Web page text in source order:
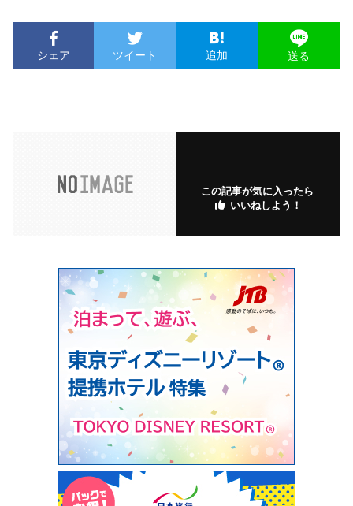
シェア ツイート 追加 送る
この記事が気に入ったら
いいねしよう！